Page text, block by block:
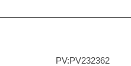
PV:PV232362